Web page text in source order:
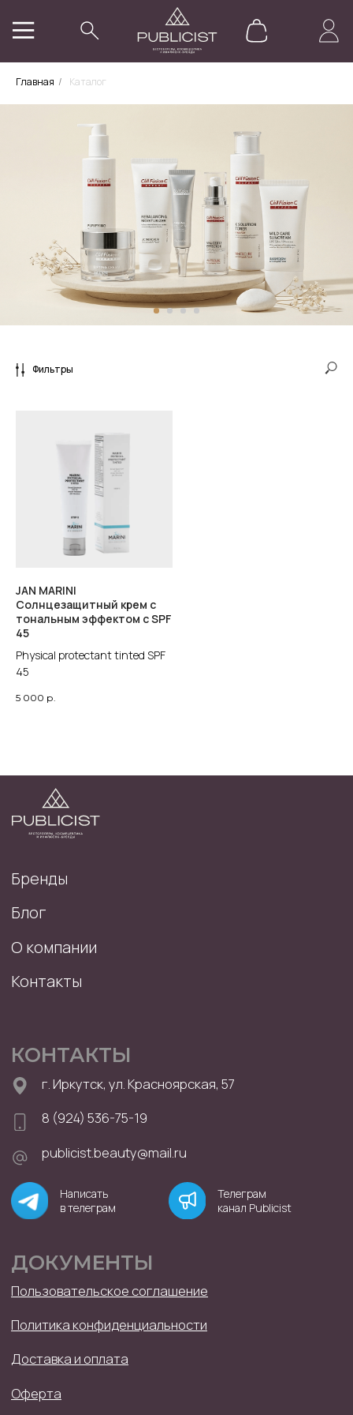
Главная / Каталог
Фильтры
JAN MARINI
Солнцезащитный крем с
тональным эффектом с SPF
45
Physical protectant tinted SPF
45
5 000 р.
ИМЕЮТСЯ ПРОТИВОПОКАЗАНИЯ. ПЕРЕД ИСПОЛЬЗОВАНИЕМ
ПРОКОНСУЛЬТИРУЙТЕСЬ СО СПЕЦИАЛИСТОМ
2025
publicist.beauty@mail.ru
Политика конфиденциальности
Контакты
О компании
Блог
Бренды
8 (924) 536-75-19
ИП Литвинцева Мария Владимировна
ОГРНИП: 320385000004672
г. Иркутск, ул. Красноярская, 57
Пользовательское соглашение